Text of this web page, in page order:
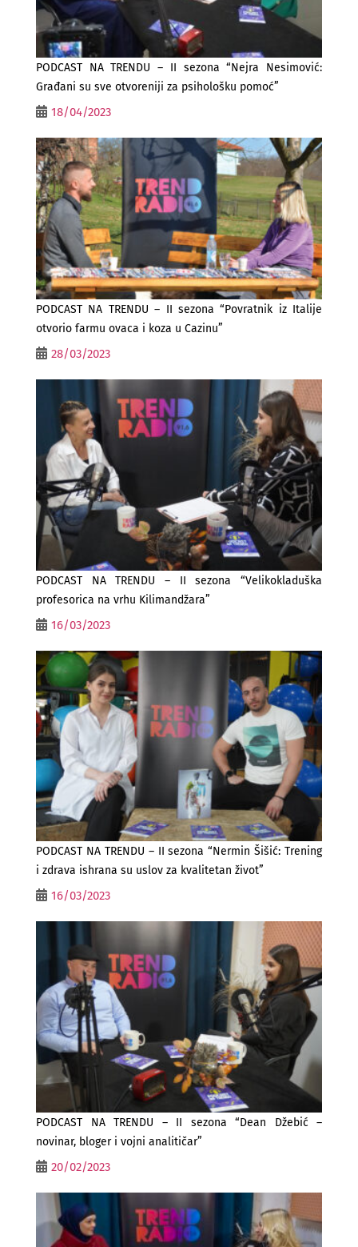
PODCAST NA TRENDU – II sezona “Nejra Nesimović:
Građani su sve otvoreniji za psihološku pomoć”
18/04/2023
PODCAST NA TRENDU – II sezona “Povratnik iz Italije
otvorio farmu ovaca i koza u Cazinu”
28/03/2023
PODCAST NA TRENDU – II sezona “Velikokladuška
profesorica na vrhu Kilimandžara”
16/03/2023
PODCAST NA TRENDU – II sezona “Nermin Šišić: Trening
i zdrava ishrana su uslov za kvalitetan život”
16/03/2023
PODCAST NA TRENDU – II sezona “Dean Džebić –
novinar, bloger i vojni analitičar”
20/02/2023